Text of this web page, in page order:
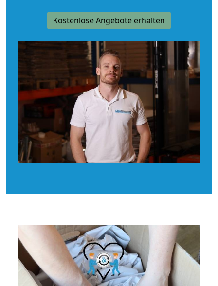
Kostenlose Angebote erhalten